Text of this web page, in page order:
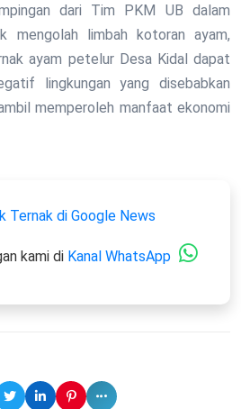
dari Tim PKM UB dalam
mengolah limbah kotoran ayam,
ayam petelur Desa Kidal dapat
lingkungan yang disebabkan
memperoleh manfaat ekonomi
Ternak di Google News
kami di Kanal WhatsApp